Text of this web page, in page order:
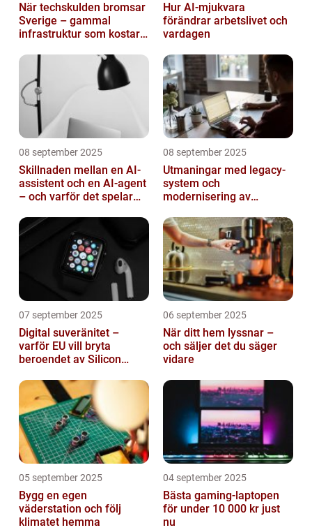
När techskulden bromsar
Sverige – gammal
infrastruktur som kostar
Hur AI-mjukvara
förändrar arbetslivet och
vardagen
08 september 2025
Skillnaden mellan en AI-
assistent och en AI-agent
– och varför det spelar
08 september 2025
Utmaningar med legacy-
system och
modernisering av
07 september 2025
Digital suveränitet –
varför EU vill bryta
beroendet av Silicon
06 september 2025
När ditt hem lyssnar –
och säljer det du säger
vidare
05 september 2025
Bygg en egen
väderstation och följ
klimatet hemma
04 september 2025
Bästa gaming-laptopen
för under 10 000 kr just
nu